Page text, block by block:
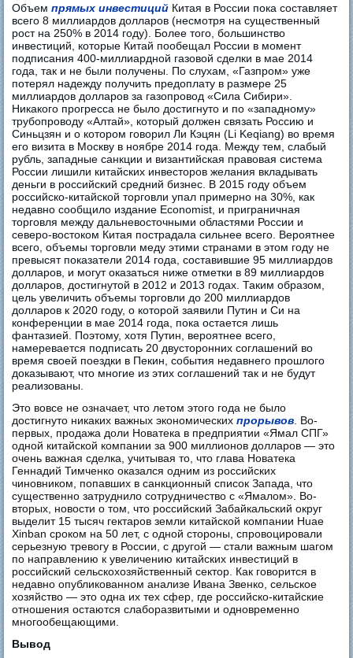
Объемпрямых инвестиций Китая в России пока составляет
всего 8 миллиардов долларов (несмотря на существенный
рост на 250% в 2014 году). Более того, большинство
инвестиций, которые Китай пообещал России в момент
подписания 400-миллиардной газовой сделки в мае 2014
года, так и не были получены. По слухам, «Газпром» уже
потерял надежду получить предоплату в размере 25
миллиардов долларов за газопровод «Сила Сибири».
Никакого прогресса не было достигнуто и по «западному»
трубопроводу «Алтай», который должен связать Россию и
Синьцзян и о котором говорил Ли Кэцян (Li Keqiang) во время
его визита в Москву в ноябре 2014 года. Между тем, слабый
рубль, западные санкции и византийская правовая система
России лишили китайских инвесторов желания вкладывать
деньги в российский средний бизнес. В 2015 году объем
российско-китайской торговли упал примерно на 30%, как
недавно сообщило издание Economist, и приграничная
торговля между дальневосточными областями России и
северо-востоком Китая пострадала сильнее всего. Вероятнее
всего, объемы торговли меду этими странами в этом году не
превысят показатели 2014 года, составившие 95 миллиардов
долларов, и могут оказаться ниже отметки в 89 миллиардов
долларов, достигнутой в 2012 и 2013 годах. Таким образом,
цель увеличить объемы торговли до 200 миллиардов
долларов к 2020 году, о которой заявили Путин и Си на
конференции в мае 2014 года, пока остается лишь
фантазией. Поэтому, хотя Путин, вероятнее всего,
намеревается подписать 20 двусторонних соглашений во
время своей поездки в Пекин, события недавнего прошлого
доказывают, что многие из этих соглашений так и не будут
реализованы.
Это вовсе не означает, что летом этого года не было
достигнуто никаких важных экономическихпрорывов . Во-
первых, продажа доли Новатека в предприятии «Ямал СПГ»
одной китайской компании за 900 миллионов долларов — это
очень важная сделка, учитывая то, что глава Новатека
Геннадий Тимченко оказался одним из российских
чиновником, попавших в санкционный список Запада, что
существенно затруднило сотрудничество с «Ямалом». Во-
вторых, новости о том, что российский Забайкальский округ
выделит 15 тысяч гектаров земли китайской компании Huae
Xinban сроком на 50 лет, с одной стороны, спровоцировали
серьезную тревогу в России, с другой — стали важным шагом
по направлению к увеличению китайских инвестиций в
российский сельскохозяйственный сектор. Как говорится в
недавно опубликованном анализе Ивана Звенко, сельское
хозяйство — это одна их тех сфер, где российско-китайские
отношения остаются слаборазвитыми и одновременно
многообещающими.
Вывод